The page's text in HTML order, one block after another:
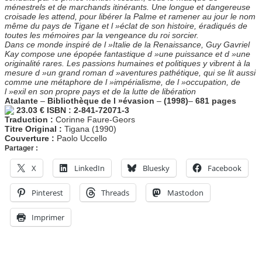
ménestrels et de marchands itinérants. Une longue et dangereuse
croisade les attend, pour libérer la Palme et ramener au jour le nom
même du pays de Tigane et l »éclat de son histoire, éradiqués de
toutes les mémoires par la vengeance du roi sorcier.
Dans ce monde inspiré de l »Italie de la Renaissance, Guy Gavriel
Kay compose une épopée fantastique d »une puissance et d »une
originalité rares. Les passions humaines et politiques y vibrent à la
mesure d »un grand roman d »aventures pathétique, qui se lit aussi
comme une métaphore de l »impérialisme, de l »occupation, de
l »exil en son propre pays et de la lutte de libération
Atalante – Bibliothèque de l »évasion – (1998)– 681 pages
23.03 € ISBN : 2-841-72071-3
Traduction : Corinne Faure-Geors
Titre Original : Tigana (1990)
Couverture : Paolo Uccello
Partager :
X LinkedIn Bluesky Facebook
Pinterest Threads Mastodon
Imprimer